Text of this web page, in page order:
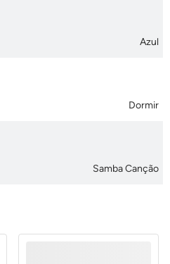
Azul
Dormir
Samba Canção